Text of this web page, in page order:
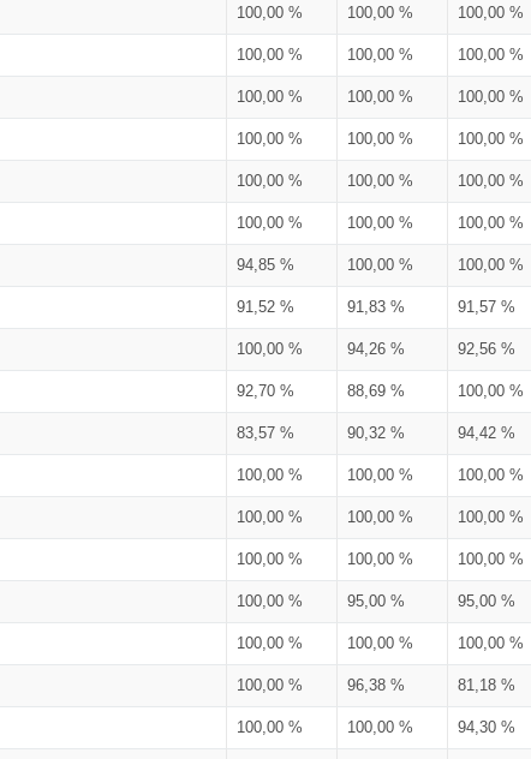
100,00 % 100,00 % 100,00 %
100,00 % 100,00 % 100,00 %
100,00 % 100,00 % 100,00 %
100,00 % 100,00 % 100,00 %
100,00 % 100,00 % 100,00 %
100,00 % 100,00 % 100,00 %
94,85 % 100,00 % 100,00 %
91,52 % 91,83 % 91,57 %
100,00 % 94,26 % 92,56 %
92,70 % 88,69 % 100,00 %
83,57 % 90,32 % 94,42 %
100,00 % 100,00 % 100,00 %
100,00 % 100,00 % 100,00 %
100,00 % 100,00 % 100,00 %
100,00 % 95,00 % 95,00 %
100,00 % 100,00 % 100,00 %
100,00 % 96,38 % 81,18 %
100,00 % 100,00 % 94,30 %